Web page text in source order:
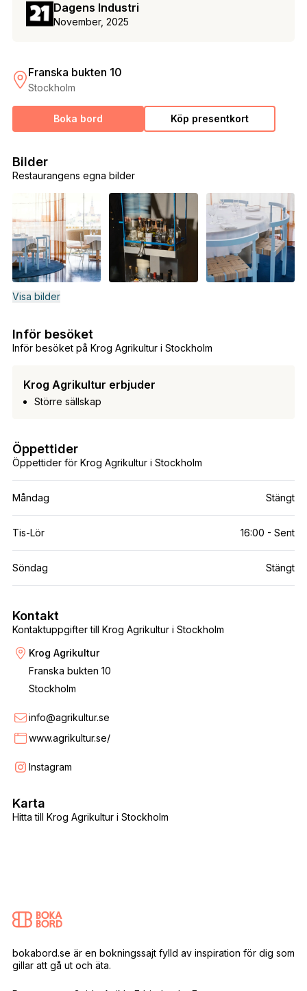
Dagens Industri
November, 2025
Franska bukten 10
Stockholm
Boka bord Köp presentkort
Restaurangens egna bilder
Bilder
Visa bilder
Inför besöket på Krog Agrikultur i Stockholm
Inför besöket
Krog Agrikultur erbjuder
Större sällskap
Öppettider för Krog Agrikultur i Stockholm
Öppettider
Måndag Stängt
Tis-Lör 16:00 - Sent
Söndag Stängt
Kontaktuppgifter till Krog Agrikultur i Stockholm
Kontakt
Krog Agrikultur
Franska bukten 10
Stockholm
info@agrikultur.se
www.agrikultur.se/
Instagram
Hitta till Krog Agrikultur i Stockholm
Karta
bokabord.se är en bokningssajt fylld av inspiration för dig som
gillar att gå ut och äta.